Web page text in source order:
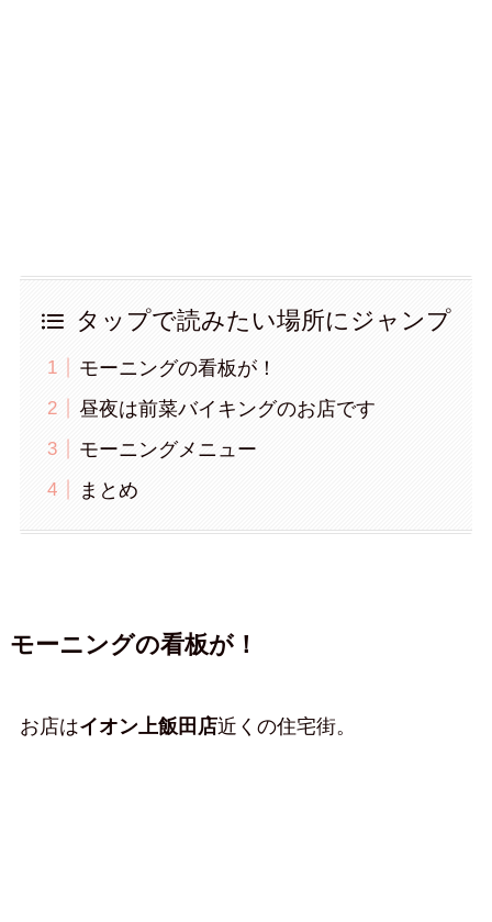
タップで読みたい場所にジャンプ
モーニングの看板が！
昼夜は前菜バイキングのお店です
モーニングメニュー
まとめ
モーニングの看板が！
お店はイオン上飯田店近くの住宅街。